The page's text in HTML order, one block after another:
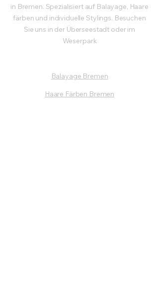
in Bremen. Spezialisiert auf Balayage, Haare
färben und individuelle Stylings. Besuchen
Sie uns in der Überseestadt oder im
Weserpark
Balayage Bremen
Haare Färben Bremen